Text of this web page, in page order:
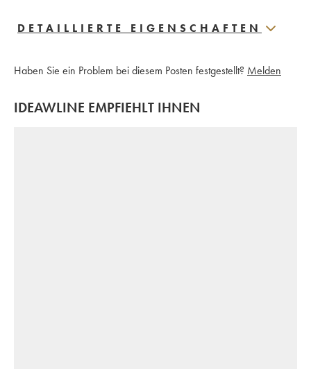
DETAILLIERTE EIGENSCHAFTEN
Haben Sie ein Problem bei diesem Posten festgestellt? Melden
IDEAWLINE EMPFIEHLT IHNEN